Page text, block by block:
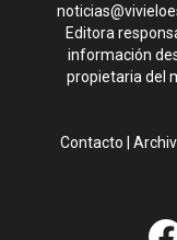
Editora
información
propietaria del
Contacto |